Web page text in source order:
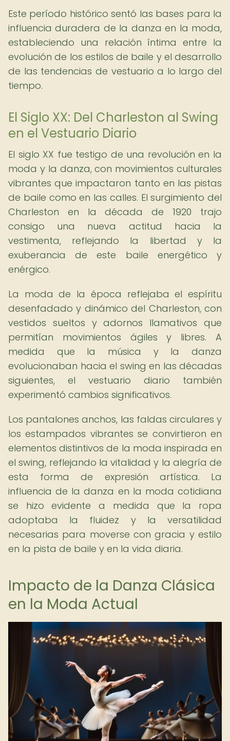
Este período histórico sentó las bases para la
influencia duradera de la danza en la moda,
estableciendo una relación íntima entre la
evolución de los estilos de baile y el desarrollo
de las tendencias de vestuario a lo largo del
tiempo.
El Siglo XX: Del Charleston al Swing
en el Vestuario Diario
El siglo XX fue testigo de una revolución en la
moda y la danza, con movimientos culturales
vibrantes que impactaron tanto en las pistas
de baile como en las calles. El surgimiento del
Charleston en la década de 1920 trajo
consigo una nueva actitud hacia la
vestimenta, reflejando la libertad y la
exuberancia de este baile energético y
enérgico.
La moda de la época reflejaba el espíritu
desenfadado y dinámico del Charleston, con
vestidos sueltos y adornos llamativos que
permitían movimientos ágiles y libres. A
medida que la música y la danza
evolucionaban hacia el swing en las décadas
siguientes, el vestuario diario también
experimentó cambios significativos.
Los pantalones anchos, las faldas circulares y
los estampados vibrantes se convirtieron en
elementos distintivos de la moda inspirada en
el swing, reflejando la vitalidad y la alegría de
esta forma de expresión artística. La
influencia de la danza en la moda cotidiana
se hizo evidente a medida que la ropa
adoptaba la fluidez y la versatilidad
necesarias para moverse con gracia y estilo
en la pista de baile y en la vida diaria.
Impacto de la Danza Clásica
en la Moda Actual